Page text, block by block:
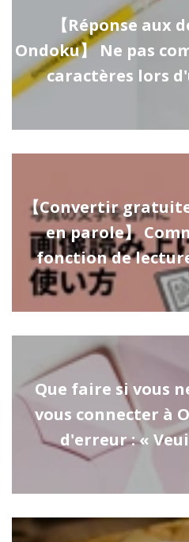
【Réponse aux
Ondoku】 Ne pas
caractères lors
【Convertir
en parole】
fonction de
Que faire si vous
vous connecter à
d'erreur : «